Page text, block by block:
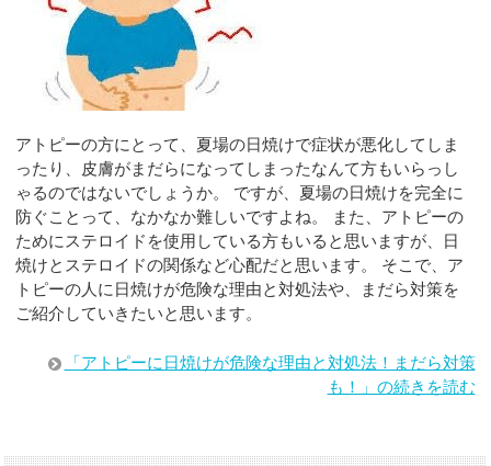
アトピーの方にとって、夏場の日焼けで症状が悪化してしま
ったり、皮膚がまだらになってしまったなんて方もいらっし
ゃるのではないでしょうか。 ですが、夏場の日焼けを完全に
防ぐことって、なかなか難しいですよね。 また、アトピーの
ためにステロイドを使用している方もいると思いますが、日
焼けとステロイドの関係など心配だと思います。 そこで、ア
トピーの人に日焼けが危険な理由と対処法や、まだら対策を
ご紹介していきたいと思います。
「アトピーに日焼けが危険な理由と対処法！まだら対策
も！」の続きを読む